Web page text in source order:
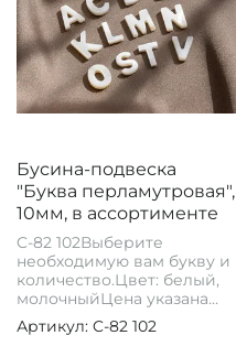
Бусина-подвеска
"Буква перламутровая",
10мм, в ассортименте
C-82 102Выберите
необходимую вам букву и
количество.Цвет: белый,
молочныйЦена указана...
Артикул: C-82 102